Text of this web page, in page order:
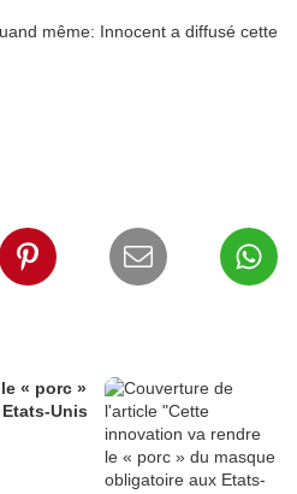
même: Innocent a diffusé cette
« porc »
Unis